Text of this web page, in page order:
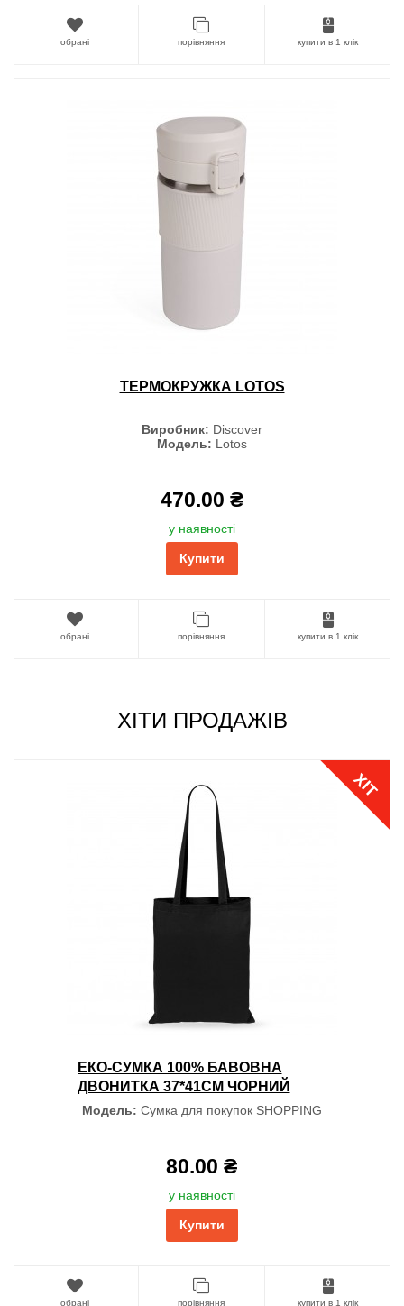
обрані порівняння купити в 1 клік
ТЕРМОКРУЖКА LOTOS
Виробник: Discover
Модель: Lotos
470.00 ₴
у наявності
Купити
обрані порівняння купити в 1 клік
ХІТИ ПРОДАЖІВ
ХІТ
ЕКО-СУМКА 100% БАВОВНА
ДВОНИТКА 37*41СМ ЧОРНИЙ
Модель: Сумка для покупок SHOPPING
80.00 ₴
у наявності
Купити
обрані порівняння купити в 1 клік